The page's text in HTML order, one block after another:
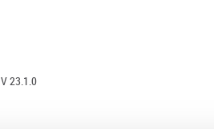
V 23.1.0